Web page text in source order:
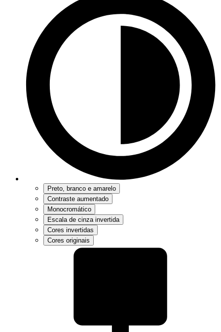
Preto, branco e amarelo
Contraste aumentado
Monocromático
Escala de cinza invertida
Cores invertidas
Cores originais